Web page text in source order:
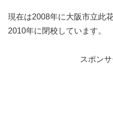
現在は2008年に大阪市立此
2010年に閉校しています。
スポン